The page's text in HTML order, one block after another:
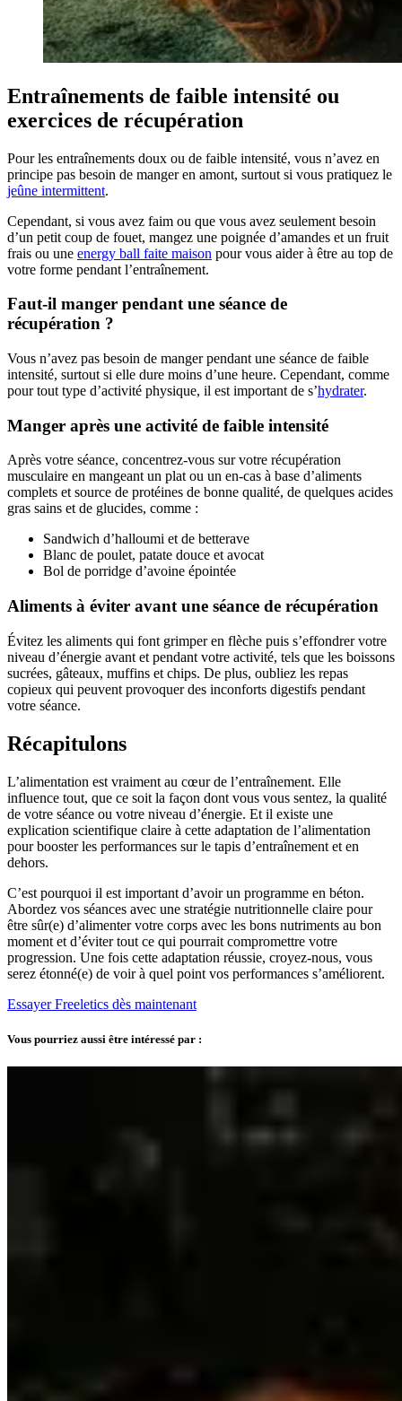
Entraînements de faible intensité ou
exercices de récupération
Pour les entraînements doux ou de faible intensité, vous n’avez en
principe pas besoin de manger en amont, surtout si vous pratiquez le
jeûne intermittent.
Cependant, si vous avez faim ou que vous avez seulement besoin
d’un petit coup de fouet, mangez une poignée d’amandes et un fruit
frais ou une energy ball faite maison pour vous aider à être au top de
votre forme pendant l’entraînement.
Faut-il manger pendant une séance de
récupération ?
Vous n’avez pas besoin de manger pendant une séance de faible
intensité, surtout si elle dure moins d’une heure. Cependant, comme
pour tout type d’activité physique, il est important de s’hydrater.
Manger après une activité de faible intensité
Après votre séance, concentrez-vous sur votre récupération
musculaire en mangeant un plat ou un en-cas à base d’aliments
complets et source de protéines de bonne qualité, de quelques acides
gras sains et de glucides, comme :
Sandwich d’halloumi et de betterave
Blanc de poulet, patate douce et avocat
Bol de porridge d’avoine épointée
Aliments à éviter avant une séance de récupération
Évitez les aliments qui font grimper en flèche puis s’effondrer votre
niveau d’énergie avant et pendant votre activité, tels que les boissons
sucrées, gâteaux, muffins et chips. De plus, oubliez les repas
copieux qui peuvent provoquer des inconforts digestifs pendant
votre séance.
Récapitulons
L’alimentation est vraiment au cœur de l’entraînement. Elle
influence tout, que ce soit la façon dont vous vous sentez, la qualité
de votre séance ou votre niveau d’énergie. Et il existe une
explication scientifique claire à cette adaptation de l’alimentation
pour booster les performances sur le tapis d’entraînement et en
dehors.
C’est pourquoi il est important d’avoir un programme en béton.
Abordez vos séances avec une stratégie nutritionnelle claire pour
être sûr(e) d’alimenter votre corps avec les bons nutriments au bon
moment et d’éviter tout ce qui pourrait compromettre votre
progression. Une fois cette adaptation réussie, croyez-nous, vous
serez étonné(e) de voir à quel point vos performances s’améliorent.
Essayer Freeletics dès maintenant
Vous pourriez aussi être intéressé par :